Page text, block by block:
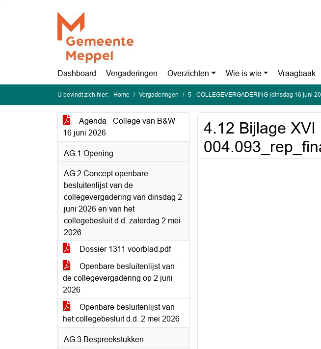
Ga naar de inhoud van deze pagina
Ga naar het zoeken
Ga naar het menu
Dashboard Vergaderingen Overzichten Wie is wie Vraagbaak
U bevindt zich hier: Home Vergaderingen 5 - COLLEGEVERGADERING (dinsdag 16 juni
Agenda - College van B&W
16 juni 2026
AG.1 Opening
AG.2 Concept openbare
besluitenlijst van de
collegevergadering van dinsdag 2
juni 2026 en van het
collegebesluit d.d. zaterdag 2 mei
2026
Dossier 1311 voorblad.pdf
Openbare besluitenlijst van
de collegevergadering op 2 juni
2026
Openbare besluitenlijst van
het collegebesluit d.d. 2 mei 2026
AG.3 Bespreekstukken
4.12 Bijlage